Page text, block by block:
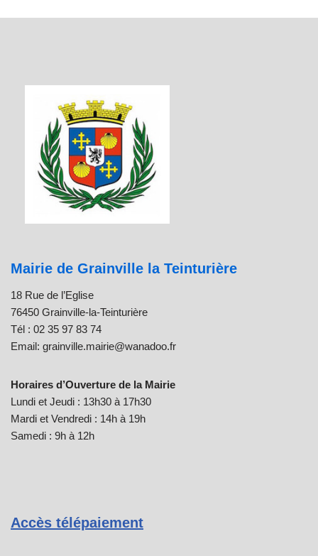
Mairie de Grainville la Teinturière
18 Rue de l’Eglise
76450 Grainville-la-Teinturière
Tél : 02 35 97 83 74
Email: grainville.mairie@wanadoo.fr
Horaires d’Ouverture de la Mairie
Lundi et Jeudi : 13h30 à 17h30
Mardi et Vendredi : 14h à 19h
Samedi : 9h à 12h
Accès télépaiement